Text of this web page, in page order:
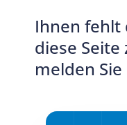
Ihnen fehlt
diese Seite
melden